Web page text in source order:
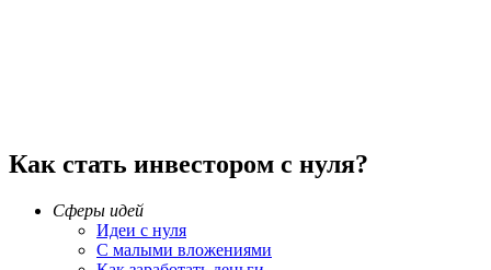
Как стать инвестором с нуля?
Сферы идей
Идеи с нуля
С малыми вложениями